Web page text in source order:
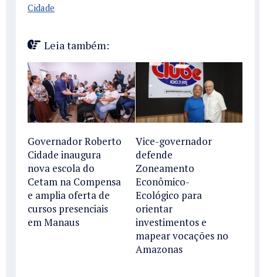
Cidade
Leia também:
Governador Roberto
Cidade inaugura
nova escola do
Cetam na Compensa
e amplia oferta de
cursos presenciais
em Manaus
Vice-governador
defende
Zoneamento
Econômico-
Ecológico para
orientar
investimentos e
mapear vocações no
Amazonas